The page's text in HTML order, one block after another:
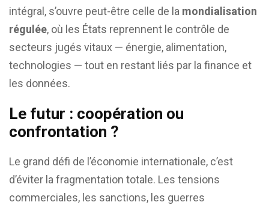
intégral, s’ouvre peut-être celle de la mondialisation
régulée, où les États reprennent le contrôle de
secteurs jugés vitaux — énergie, alimentation,
technologies — tout en restant liés par la finance et
les données.
Le futur : coopération ou
confrontation ?
Le grand défi de l’économie internationale, c’est
d’éviter la fragmentation totale. Les tensions
commerciales, les sanctions, les guerres